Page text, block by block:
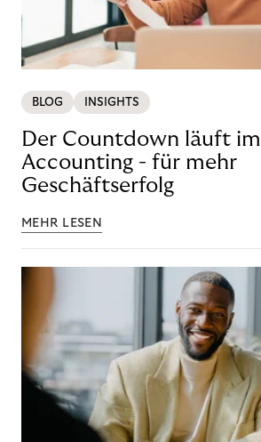
BLOG INSIGHTS
Der Countdown läuft im
Accounting - für mehr
Geschäftserfolg
MEHR LESEN